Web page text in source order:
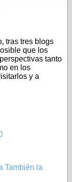
tras tres blogs
que los
tanto
en los
y a
También la